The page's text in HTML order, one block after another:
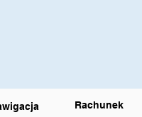
Rachunek